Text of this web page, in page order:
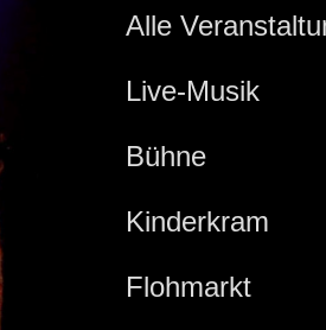
Alle
Live-Musik
Bühne
Kinderkram
Flohmarkt